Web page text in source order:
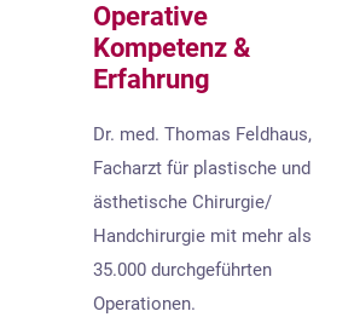
Operative
Kompetenz &
Erfahrung
Dr. med. Thomas Feldhaus,
Facharzt für plastische und
ästhetische Chirurgie/
Handchirurgie mit mehr als
35.000 durchgeführten
Operationen.